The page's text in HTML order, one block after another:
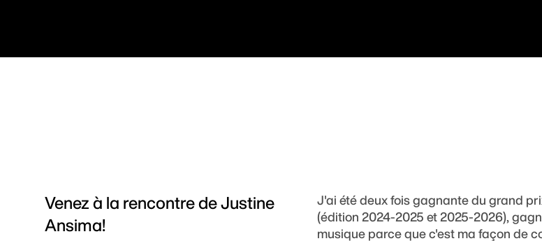
Venez à la rencontre de Justine
Ansima!
J'ai été deux fois gagnante du grand
(édition 2024-2025 et 2025-2026),
musique parce que c'est ma façon de